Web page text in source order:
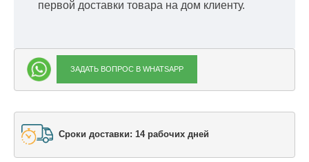
первой доставки товара на дом клиенту.
ЗАДАТЬ ВОПРОС В WHATSAPP
Сроки доставки: 14 рабочих дней